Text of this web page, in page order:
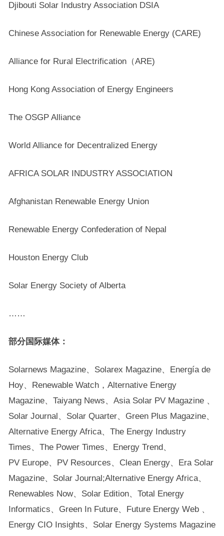
Djibouti Solar Industry Association DSIA
Chinese Association for Renewable Energy (CARE)
Alliance for Rural Electrification（ARE)
Hong Kong Association of Energy Engineers
The OSGP Alliance
World Alliance for Decentralized Energy
AFRICA SOLAR INDUSTRY ASSOCIATION
Afghanistan Renewable Energy Union
Renewable Energy Confederation of Nepal
Houston Energy Club
Solar Energy Society of Alberta
……
部分国际媒体：
Solarnews Magazine、Solarex Magazine、Energía de
Hoy、Renewable Watch，Alternative Energy
Magazine、Taiyang News、Asia Solar PV Magazine 、
Solar Journal、Solar Quarter、Green Plus Magazine、
Alternative Energy Africa、The Energy Industry
Times、The Power Times、Energy Trend、
PV Europe、PV Resources、Clean Energy、Era Solar
Magazine、Solar Journal;Alternative Energy Africa、
Renewables Now、Solar Edition、Total Energy
Informatics、Green In Future、Future Energy Web 、
Energy CIO Insights、Solar Energy Systems Magazine